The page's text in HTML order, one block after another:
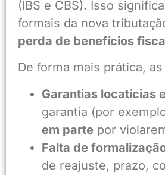
(IBS e CBS). Isso
formais da nova
perda de benefícios
De forma mais prática,
Garantias locatícias
garantia (por
em parte por
Falta de
de reajuste, prazo,